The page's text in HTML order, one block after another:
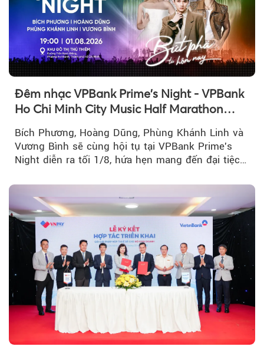
Đêm nhạc VPBank Prime's Night - VPBank
Ho Chi Minh City Music Half Marathon
Bích Phương, Hoàng Dũng, Phùng Khánh Linh và
Vương Bình sẽ cùng hội tụ tại VPBank Prime's
Night diễn ra tối 1/8, hứa hẹn mang đến đại tiệc